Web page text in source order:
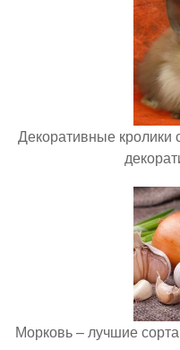
Декоративные кролики
Морковь – лучшие